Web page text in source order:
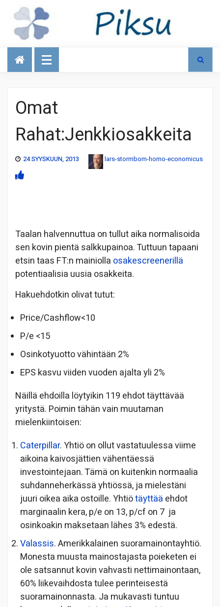
Talous
Omat
Rahat:Jenkkiosakkeita
24 SYYSKUUN, 2013 lars-stormbom-homo-economicus
Taalan halvennuttua on tullut aika normalisoida
sen kovin pientä salkkupainoa. Tuttuun tapaani
etsin taas FT:n mainiolla osakescreenerillä
potentiaalisia uusia osakkeita.
Hakuehdotkin olivat tutut:
Price/Cashflow<10
P/e <15
Osinkotyuotto vähintään 2%
EPS kasvu viiden vuoden ajalta yli 2%
Näillä ehdoilla löytyikin 119 ehdot täyttävää
yritystä. Poimin tähän vain muutaman
mielenkiintoisen:
Caterpillar. Yhtiö on ollut vastatuulessa viime
aikoina kaivosjättien vähentäessä
investointejaan. Tämä on kuitenkin normaalia
suhdanneherkässä yhtiössä, ja mielestäni
juuri oikea aika ostoille. Yhtiötäyttää ehdot
marginaalin kera, p/e on 13, p/cf on 7 ja
osinkoakin maksetaan lähes 3% edestä.
Valassis. Amerikkalainen suoramainontayhtiö.
Monesta muusta mainostajasta poieketen ei
ole satsannut kovin vahvasti nettimainontaan,
60% liikevaihdosta tulee perinteisestä
suoramainonnasta. Ja mukavasti tuntuu